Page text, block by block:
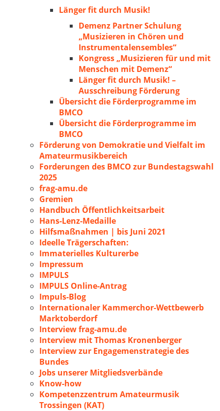
Länger fit durch Musik!
Demenz Partner Schulung
„Musizieren in Chören und
Instrumentalensembles“
Kongress „Musizieren für und mit
Menschen mit Demenz“
Länger fit durch Musik! –
Ausschreibung Förderung
Übersicht die Förderprogramme im
BMCO
Übersicht die Förderprogramme im
BMCO
Förderung von Demokratie und Vielfalt im
Amateurmusikbereich
Forderungen des BMCO zur Bundestagswahl
2025
frag-amu.de
Gremien
Handbuch Öffentlichkeitsarbeit
Hans-Lenz-Medaille
Hilfsmaßnahmen | bis Juni 2021
Ideelle Trägerschaften:
Immaterielles Kulturerbe
Impressum
IMPULS
IMPULS Online-Antrag
Impuls-Blog
Internationaler Kammerchor-Wettbewerb
Marktoberdorf
Interview frag-amu.de
Interview mit Thomas Kronenberger
Interview zur Engagemenstrategie des
Bundes
Jobs unserer Mitgliedsverbände
Know-how
Kompetenzzentrum Amateurmusik
Trossingen (KAT)